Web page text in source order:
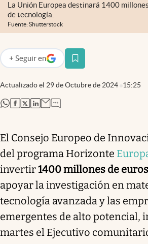
La Unión Europea destinará 1400
de tecnología.
Fuente: Shutterstock
Actualizado el 29 de Octubre de 2024 15:25
+ Seguir en
abre en nueva pestaña
abre en nueva pestaña
abre en nueva pestaña
abre en nueva pestaña
abre en nueva pestaña
El Consejo Europeo de
del programa Horizonte
invertir1400 millones de euros
apoyar la investigación en
tecnología avanzada y las
emergentes de alto potencial,
martes el Ejecutivo